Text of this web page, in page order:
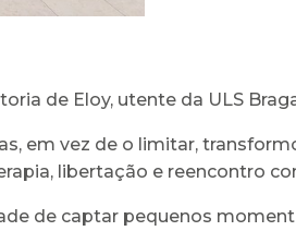
de Eloy, utente da ULS
em vez de o limitar,
libertação e reencontro
de captar pequenos